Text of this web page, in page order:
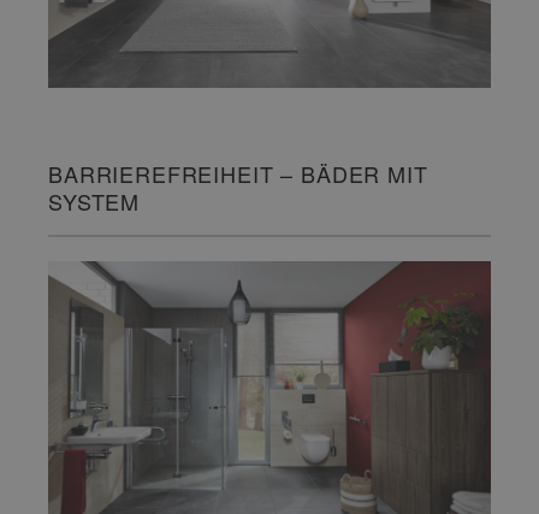
BARRIEREFREIHEIT – BÄDER MIT
SYSTEM